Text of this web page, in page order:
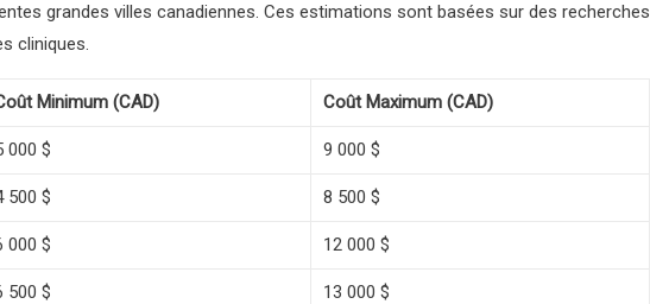
grandes villes canadiennes. Ces estimations sont basées sur des recherches
cliniques.
Minimum (CAD) Coût Maximum (CAD)
000 $ 9 000 $
500 $ 8 500 $
000 $ 12 000 $
500 $ 13 000 $